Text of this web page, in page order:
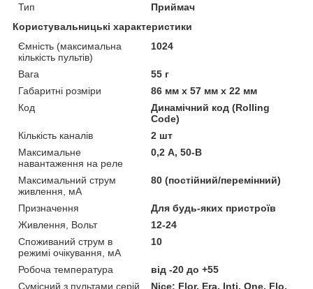
Тип
Приймач
Користувальницькі характеристики
Ємність (максимальна
кількість пультів)
1024
Вага
55 г
Габаритні розміри
86 мм х 57 мм х 22 мм
Код
Динамічний код (Rolling
Code)
Кількість каналів
2 шт
Максимальне
навантаження на реле
0,2 А, 50-В
Максимальний струм
живлення, мА
80 (постійний/перемінний)
Призначення
Для будь-яких пристроїв
Живлення, Вольт
12-24
Споживаний струм в
режимі очікування, мА
10
Робоча температура
від -20 до +55
Сумісний з пультами серій
Nice: Flor, Era, Inti, One, Flo,